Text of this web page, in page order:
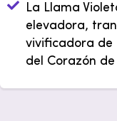
La Llama
elevadora,
vivificadora de
del Corazón de